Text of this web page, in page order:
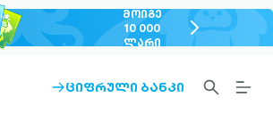
ᲛᲝᲘᲒᲔ
10 000
ᲚᲐᲠᲘ
chevron-
right-
ARROW-
ᲪᲘᲤᲠᲣᲚᲘ ᲑᲐᲜᲙᲘ
SEARCH-
OUTLINED